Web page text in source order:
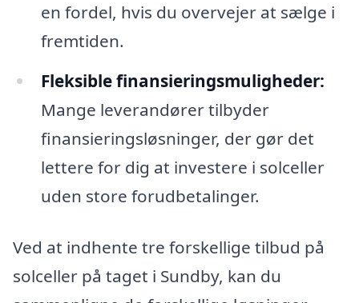
en fordel, hvis du overvejer at sælge i
fremtiden.
Fleksible finansieringsmuligheder:
Mange leverandører tilbyder
finansieringsløsninger, der gør det
lettere for dig at investere i solceller
uden store forudbetalinger.
Ved at indhente tre forskellige tilbud på
solceller på taget i Sundby, kan du